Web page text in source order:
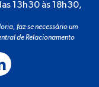
13h30 às 18h30,
faz-se necessário um
de Relacionamento